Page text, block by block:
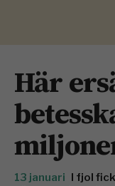
Här
13 januari I fjol